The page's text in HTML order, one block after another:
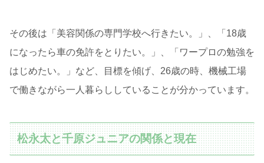
その後は「美容関係の専門学校へ行きたい。」、「18歳
になったら車の免許をとりたい。」、「ワープロの勉強を
はじめたい。」など、目標を傾げ、26歳の時、機械工場
で働きながら一人暮らししていることが分かっています。
松永太と千原ジュニアの関係と現在